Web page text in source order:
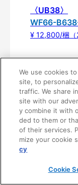
〈UB38〉
WF66-
¥ 12,800/梱（
We use cookies
site, to
traffic. We share
site with our
y combine it with
ded to them or
of their services.
mize your cookie
cy
Cookie